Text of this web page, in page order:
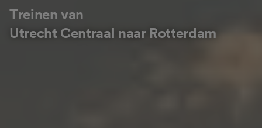
Treinen van
Utrecht Centraal naar Rotterdam